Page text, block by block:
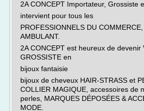
2A CONCEPT Importateur, Grossiste
intervient pour tous les
PROFESSIONNELS DU
AMBULANT.
2A CONCEPT est heureux de devenir
GROSSISTE en
bijoux fantaisie
bijoux de cheveux HAIR-STRASS et
COLLIER MAGIQUE, accessoires de
perles, MARQUES DÉPOSÉES &
MODE.